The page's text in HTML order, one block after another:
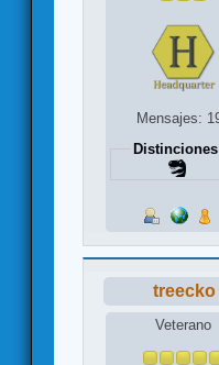
Mensajes:
Distinciones
treecko
Veterano